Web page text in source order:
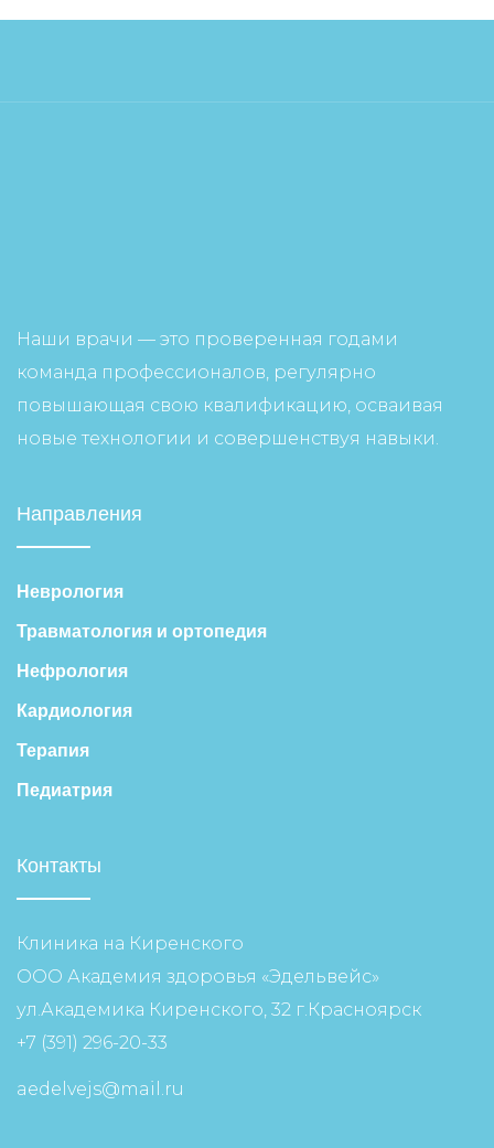
Наши врачи — это проверенная годами
команда профессионалов, регулярно
повышающая свою квалификацию, осваивая
новые технологии и совершенствуя навыки.
Направления
Неврология
Травматология и ортопедия
Нефрология
Кардиология
Терапия
Педиатрия
Контакты
Клиника на Киренского
ООО Академия здоровья «Эдельвейс»
ул.Академика Киренского, 32 г.Красноярск
+7 (391) 296-20-33
aedelvejs@mail.ru